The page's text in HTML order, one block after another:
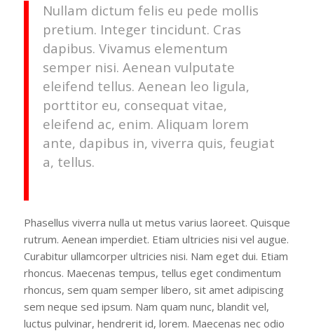
Nullam dictum felis eu pede mollis
pretium. Integer tincidunt. Cras
dapibus. Vivamus elementum
semper nisi. Aenean vulputate
eleifend tellus. Aenean leo ligula,
porttitor eu, consequat vitae,
eleifend ac, enim. Aliquam lorem
ante, dapibus in, viverra quis, feugiat
a, tellus.
Phasellus viverra nulla ut metus varius laoreet. Quisque
rutrum. Aenean imperdiet. Etiam ultricies nisi vel augue.
Curabitur ullamcorper ultricies nisi. Nam eget dui. Etiam
rhoncus. Maecenas tempus, tellus eget condimentum
rhoncus, sem quam semper libero, sit amet adipiscing
sem neque sed ipsum. Nam quam nunc, blandit vel,
luctus pulvinar, hendrerit id, lorem. Maecenas nec odio